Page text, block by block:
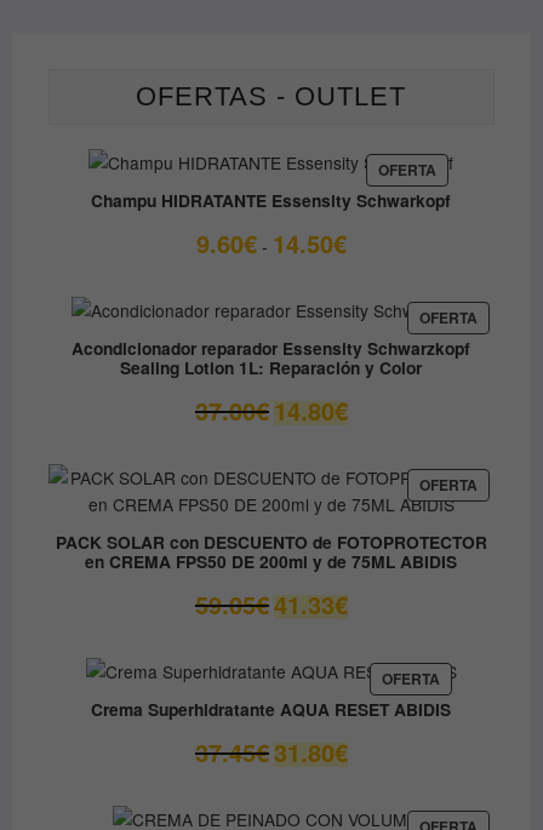
OFERTAS - OUTLET
OFERTA PRODUCTO
EN
OFERTA
Champu HIDRATANTE Essensity Schwarkopf
9.60€ - 14.50€Rango
desde
9.60€
hasta
14.50€
OFERTA
EN
Acondicionador reparador Essensity Schwarzkopf
Sealing Lotion 1L: Reparación y Color
37.00€ El
precio
era:
37.00€.
14.80€El
precio
es:
14.80€.
OFERTA
EN
PACK SOLAR con DESCUENTO de FOTOPROTECTOR
en CREMA FPS50 DE 200ml y de 75ML ABIDIS
59.05€ El
precio
era:
59.05€.
41.33€El
precio
es:
41.33€.
OFERTAPRODUCTO
EN
OFERTA
Crema Superhidratante AQUA RESET ABIDIS
37.45€ El
precio
era:
31.80€El
precio
es: